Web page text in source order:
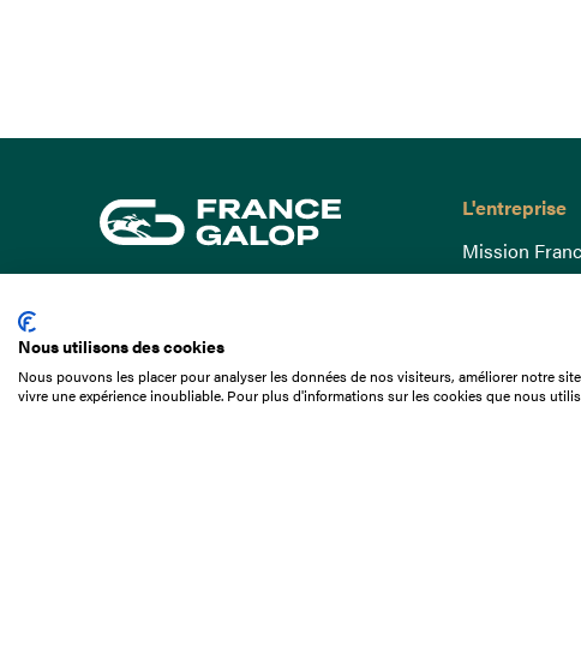
01 49 10 20 29
L'entreprise
Mission
Gouvernance
Comprendre
Docuthèque
Nous utilisons des cookies
Nous pouvons les placer pour analyser les données de nos visiteurs, améliorer notre
vivre une expérience inoubliable. Pour plus d'informations sur les cookies que nous